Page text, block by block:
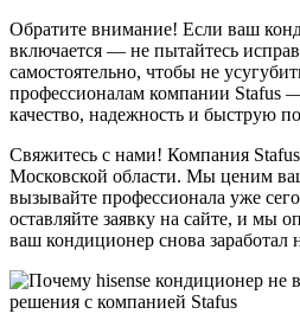
Обратите внимание! Если ваш
включается — не пытайтесь
самостоятельно, чтобы не
профессионалам компании Stafus
качество, надежность и быструю
Свяжитесь с нами! Компания
Московской области. Мы ценим
вызывайте профессионала уже
оставляйте заявку на сайте, и мы
ваш кондиционер снова заработал